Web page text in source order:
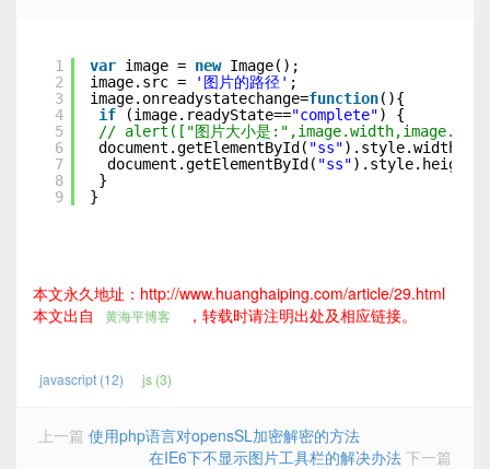
1
2
3
4
5
6
7
8
9
var image = new Image();
image.src =
'图片的路径' ;
image.onreadystatechange=function(){
if
(image.readyState=="complete") {
// alert(["图片大小是
document.getElementById( "ss"
document.getElementById( "ss"
}
}
本文永久地址：http://www.huanghaiping.com/article/29.html
本文出自
黄海平博客 ，转载时请注明出处及相应链接。
javascript (12) js (3)
上一篇 使用php语言对opensSL加密解密的方法
在IE6下不显示图片工具栏的解决办法 下一篇